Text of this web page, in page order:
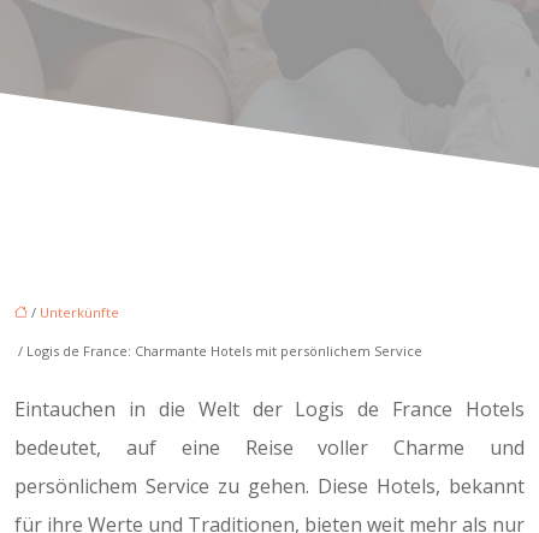
/ Unterkünfte
/ Logis de France: Charmante Hotels mit persönlichem Service
Eintauchen in die Welt der Logis de France Hotels
bedeutet, auf eine Reise voller Charme und
persönlichem Service zu gehen. Diese Hotels, bekannt
für ihre Werte und Traditionen, bieten weit mehr als nur